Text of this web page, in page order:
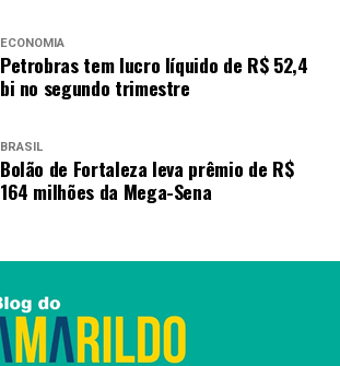
ECONOMIA
Petrobras tem lucro líquido de R$ 52,4
bi no segundo trimestre
BRASIL
Bolão de Fortaleza leva prêmio de R$
164 milhões da Mega-Sena